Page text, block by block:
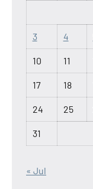
3 4
10 11
17 18
24 25
31
« Jul